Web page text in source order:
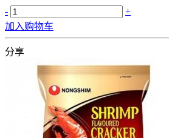
-
+
加入购物车
分享